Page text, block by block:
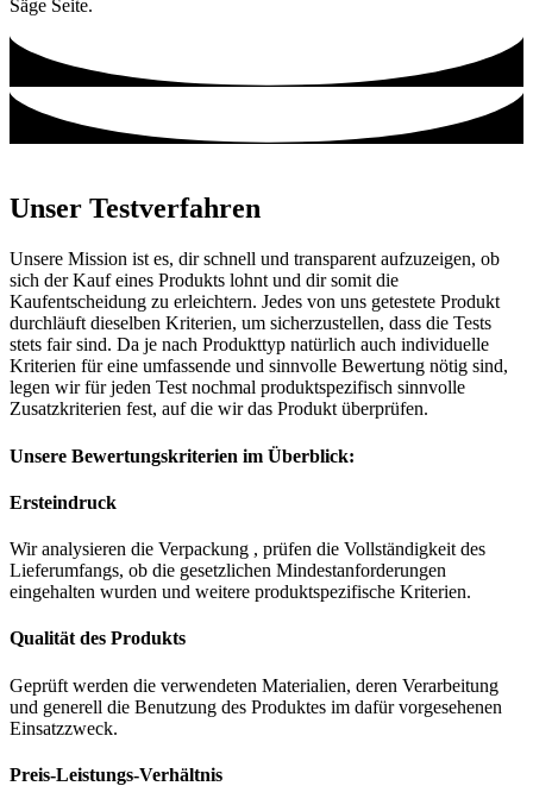
Säge Seite.
Unser Testverfahren
Unsere Mission ist es, dir schnell und transparent aufzuzeigen, ob
sich der Kauf eines Produkts lohnt und dir somit die
Kaufentscheidung zu erleichtern. Jedes von uns getestete Produkt
durchläuft dieselben Kriterien, um sicherzustellen, dass die Tests
stets fair sind. Da je nach Produkttyp natürlich auch individuelle
Kriterien für eine umfassende und sinnvolle Bewertung nötig sind,
legen wir für jeden Test nochmal produktspezifisch sinnvolle
Zusatzkriterien fest, auf die wir das Produkt überprüfen.
Unsere Bewertungskriterien im Überblick:
Ersteindruck
Wir analysieren die Verpackung , prüfen die Vollständigkeit des
Lieferumfangs, ob die gesetzlichen Mindestanforderungen
eingehalten wurden und weitere produktspezifische Kriterien.
Qualität des Produkts
Geprüft werden die verwendeten Materialien, deren Verarbeitung
und generell die Benutzung des Produktes im dafür vorgesehenen
Einsatzzweck.
Preis-Leistungs-Verhältnis